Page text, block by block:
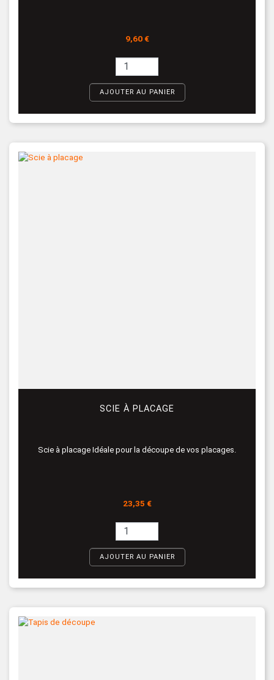
Prix
9,60 €
AJOUTER AU PANIER
SCIE À PLACAGE
Scie à placage Idéale pour la découpe de vos placages.
Prix
23,35 €
AJOUTER AU PANIER